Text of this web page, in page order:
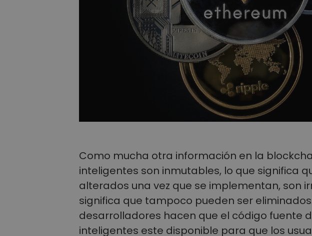
Como mucha otra información en la
inteligentes son inmutables, lo que significa
alterados una vez que se implementan, son
significa que tampoco pueden ser
desarrolladores hacen que el código fuente
inteligentes este disponible para que los